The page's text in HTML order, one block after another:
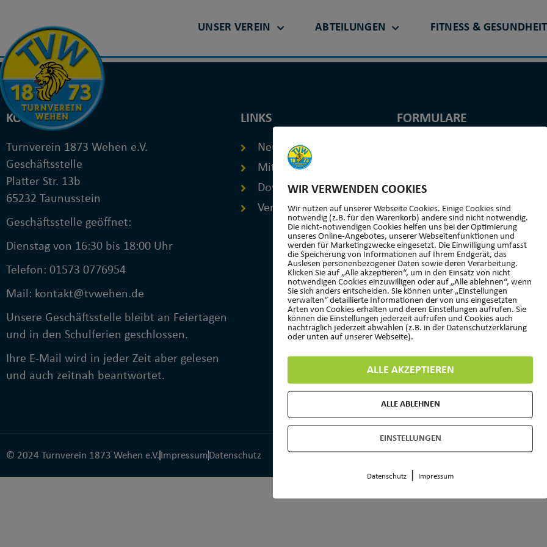
UNSER VEREIN ABTEILUNGEN FITNESS & GESUNDHEIT
KINDERTURNEN
KONTAKT
Turnverein 1873 Wehen e.V.
Geschäftsstelle
Platter Str. 13b
65232 Taunusstein
Geschäftsstelle geöffnet:
Dienstag von 16:30 bis 18:00 Uhr
Telefon: 01573 0776954
Mail: kontakt@tvwehen.de
Unsere Geschäftsstelle bleibt an Feiertagen
und in den Schulferien geschlossen.
Ihre E-Mail wird in jeder Zeit aber gelesen
und auch zeitnah beantwortet.
LINKS
Neuigkeiten
Mitgliedschaft
Downloads
Vereinszeitung
FORMULARE
Kündigung
Satzung
© 2024 Turnverein 1873 Wehen e.V. Impressum Datenschutz Mit viel gestaltet von
WIR VERWENDEN COOKIES
Wir nutzen auf unserer Webseite Cookies. Einige Cookies sind
notwendig (z.B. für den Warenkorb) andere sind nicht notwendig.
Die nicht-notwendigen Cookies helfen uns bei der Optimierung
unseres Online-Angebotes, unserer Webseitenfunktionen und
werden für Marketingzwecke eingesetzt. Die Einwilligung umfasst
die Speicherung von Informationen auf Ihrem Endgerät, das
Auslesen personenbezogener Daten sowie deren Verarbeitung.
Klicken Sie auf „Alle akzeptieren“, um in den Einsatz von nicht
notwendigen Cookies einzuwilligen oder auf „Alle ablehnen“, wenn
Sie sich anders entscheiden. Sie können unter „Einstellungen
verwalten“ detaillierte Informationen der von uns eingesetzten
Arten von Cookies erhalten und deren Einstellungen aufrufen. Sie
können die Einstellungen jederzeit aufrufen und Cookies auch
nachträglich jederzeit abwählen (z.B. in der Datenschutzerklärung
oder unten auf unserer Webseite).
ALLE AKZEPTIEREN
ALLE ABLEHNEN
EINSTELLUNGEN
Datenschutz Impressum